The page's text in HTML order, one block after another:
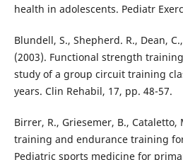
health in adolescents. Pediatr
Blundell, S., Shepherd. R., Dean,
(2003). Functional strength
study of a group circuit training
years. Clin Rehabil, 17, pp. 48-57.
Birrer, R., Griesemer, B., Cataletto,
training and endurance training
Pediatric sports medicine for